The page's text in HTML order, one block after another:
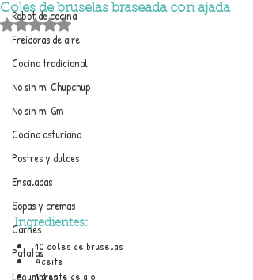
Robot de cocina
Freidoras de aire
Cocina tradicional
No sin mi Chupchup
No sin mi Gm
Cocina asturiana
Postres y dulces
Ensaladas
Sopas y cremas
Carnes
Patatas
Legumbres
Coles de bruselas braseada con ajada
Obtuvo NaN de 5 estrellas.
Ingredientes:
10 coles de bruselas
Aceite
1 diente de ajo